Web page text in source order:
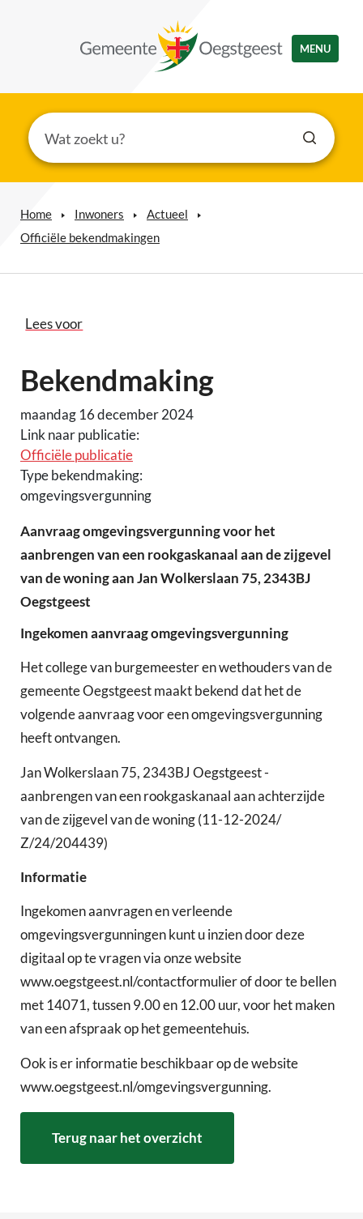
MENU
Home Inwoners
Actueel
Officiële bekendmakingen
Lees voor
Bekendmaking
maandag 16 december 2024
Link naar publicatie:
Officiële publicatie
Type bekendmaking:
omgevingsvergunning
Aanvraag omgevingsvergunning voor het
aanbrengen van een rookgaskanaal aan de zijgevel
van de woning aan Jan Wolkerslaan 75, 2343BJ
Oegstgeest
Ingekomen aanvraag omgevingsvergunning
Het college van burgemeester en wethouders van de
gemeente Oegstgeest maakt bekend dat het de
volgende aanvraag voor een omgevingsvergunning
heeft ontvangen.
Jan Wolkerslaan 75, 2343BJ Oegstgeest -
aanbrengen van een rookgaskanaal aan achterzijde
van de zijgevel van de woning (11-12-2024/
Z/24/204439)
Informatie
Ingekomen aanvragen en verleende
omgevingsvergunningen kunt u inzien door deze
digitaal op te vragen via onze website
www.oegstgeest.nl/contactformulier of door te bellen
met 14071, tussen 9.00 en 12.00 uur, voor het maken
van een afspraak op het gemeentehuis.
Ook is er informatie beschikbaar op de website
www.oegstgeest.nl/omgevingsvergunning.
Terug naar het overzicht